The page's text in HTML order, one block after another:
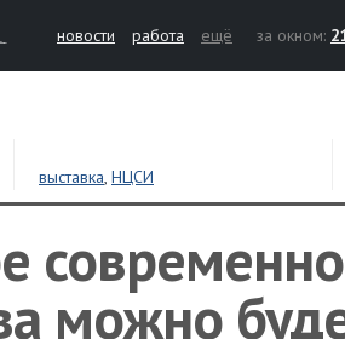
новости работа ещё за окном:
выставка, НЦСИ
можно